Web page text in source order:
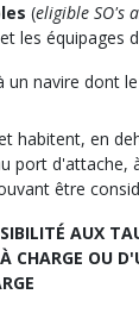
(eligible SO's
les équipages
un navire dont
habitent, en
port d'attache,
être
AUX
CHARGE OU